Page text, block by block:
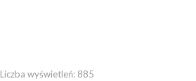
Liczba wyświetleń: 885